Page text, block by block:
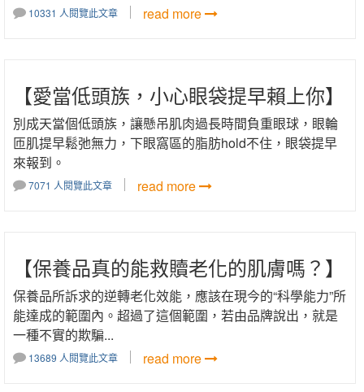
10331 人閱覽此文章 read more
【愛當低頭族，小心眼袋提早賴上你】
別成天當個低頭族，讓懸吊肌肉過長時間負重眼球，眼輪
匝肌提早鬆弛無力，下眼窩區的脂肪hold不住，眼袋提早
來報到。
7071 人閱覽此文章 read more
【保養品真的能救贖老化的肌膚嗎？】
保養品所訴求的逆轉老化效能，應該在現今的“科學能力”所
能達成的範圍內。超過了這個範圍，若由品牌說出，就是
一種不實的欺騙...
13689 人閱覽此文章 read more